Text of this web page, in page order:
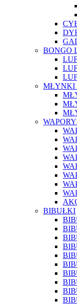
BONGO
MŁYNKI
BIBUŁKI